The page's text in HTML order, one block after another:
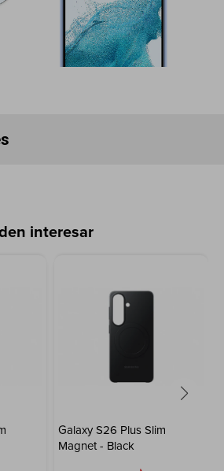
interesar
Galaxy S26 Plus Slim
Magnet - Black